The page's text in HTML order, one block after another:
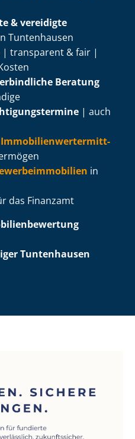
& vereidigte
Tuntenhausen
| transparent & fair |
Beratung
| auch
Im­mo­bi­li­en­wert­ermitt­
in
das Finanzamt
Tuntenhausen